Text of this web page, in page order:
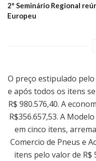
2º Seminário Regional
Europeu
O preço estipulado pelo
e após todos os itens
R$ 980.576,40. A
R$356.657,53. A
em cinco itens,
Comercio de Pneus e
itens pelo valor de R$